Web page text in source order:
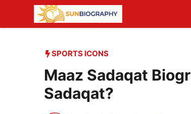
content
SPORTS ICONS
Maaz Sadaqat
Sadaqat?